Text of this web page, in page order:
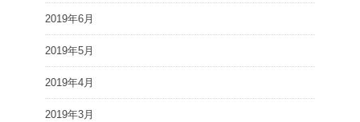
2019年6月
2019年5月
2019年4月
2019年3月